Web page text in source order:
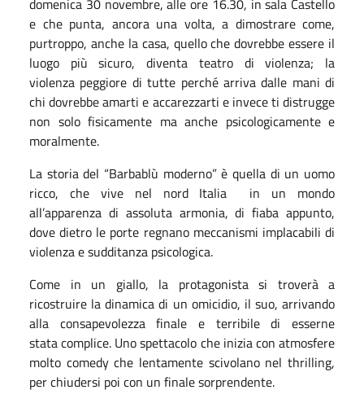
e che punta, ancora una volta, a dimostrare come,
purtroppo, anche la casa, quello che dovrebbe essere il
luogo più sicuro, diventa teatro di violenza; la
violenza peggiore di tutte perché arriva dalle mani di
chi dovrebbe amarti e accarezzarti e invece ti distrugge
non solo fisicamente ma anche psicologicamente e
moralmente.
La storia del “Barbablù moderno” è quella di un uomo
ricco, che vive nel nord Italia
in un mondo
all’apparenza di assoluta armonia, di fiaba appunto,
dove dietro le porte regnano meccanismi implacabili di
violenza e sudditanza psicologica.
Come in un giallo, la protagonista si troverà a
ricostruire la dinamica di un omicidio, il suo, arrivando
alla consapevolezza finale e terribile di esserne
stata complice. Uno spettacolo che inizia con atmosfere
molto comedy che lentamente scivolano nel thrilling,
per chiudersi poi con un finale sorprendente.